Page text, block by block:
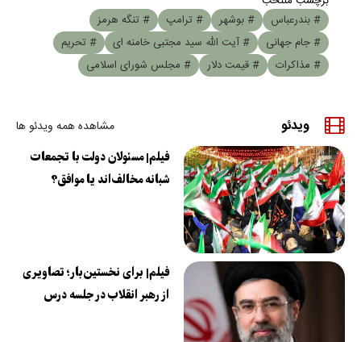
# بندرعباس
# بوشهر # ترامپ
# تنگه هرمز
# جام جهانی
# آیت الله سید مجتبی خامنه ای
# تحریم
# مذاکرات
# قیمت دلار # مجلس شورای اسلامی
ویدئو مشاهده همه ویدئو ها
فیلم| مسئولان دولت با تجمعات
شبانه مخالف‌اند یا موافق؟
فیلم| برای نخستین‌بار؛ تصاویری
از رهبر انقلاب در جلسه درس